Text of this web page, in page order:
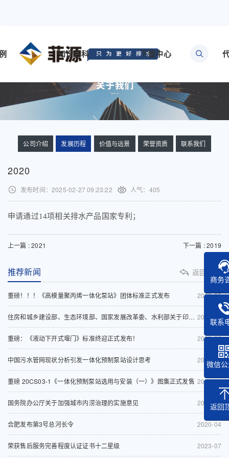
知识百科 下载中心
公司介绍 发展历程 价值与远景 荣誉资质 联系我们
2020
发布时间：2025-02-27 09:23:22 人气： 405
申请通过14项相关排水产品国家专利；
上一篇 : 2021 下一篇 : 2019
返回列表
推荐新闻
2023-05
重磅！！！《高模量聚丙烯一体化泵站》团体标准正式发布
2023-03
住房和城乡建设部、生态环境部、国家发展改革委、水利部关于印发《深入打好城市黑臭水体治理攻坚战实施方案》的通知
2023-03
重磅：《液动下开式堰门》标准终迎正式发布！
2020-10
中国污水管网现状分析引发一体化预制泵站设计思考
2016-01
重磅 20CS03-1《一体化预制泵站选用与安装（一）》图集正式发售
2020-06
国务院办公厅关于加强城市内涝治理的实施意见
2020-04
合肥发布第3号总河长令
2023-07
荣获售后服务完善程度认证证书十二星级
商务
联系
微信
返回